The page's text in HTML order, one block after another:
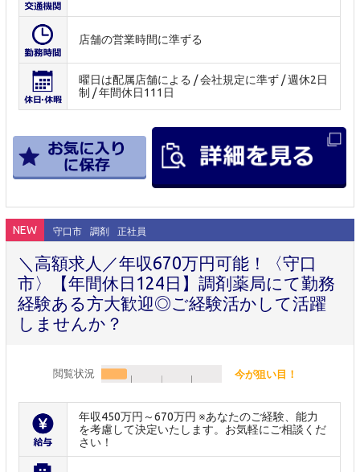
店舗の営業時間に準ずる
曜日は配属店舗による / 会社規定に準ず / 週休2日
制 / 年間休日111日
NEW 守口市 調剤 正社員
＼高額求人／年収670万円可能！〈守口
市〉【年間休日124日】調剤薬局にて勤務
経験ある方大歓迎◎ご経験活かして活躍
しませんか？
閲覧状況 今が狙い目！
年収450万円～670万円 ※あなたのご経験、能力
を考慮して決定いたします。お気軽にご相談くだ
さい！